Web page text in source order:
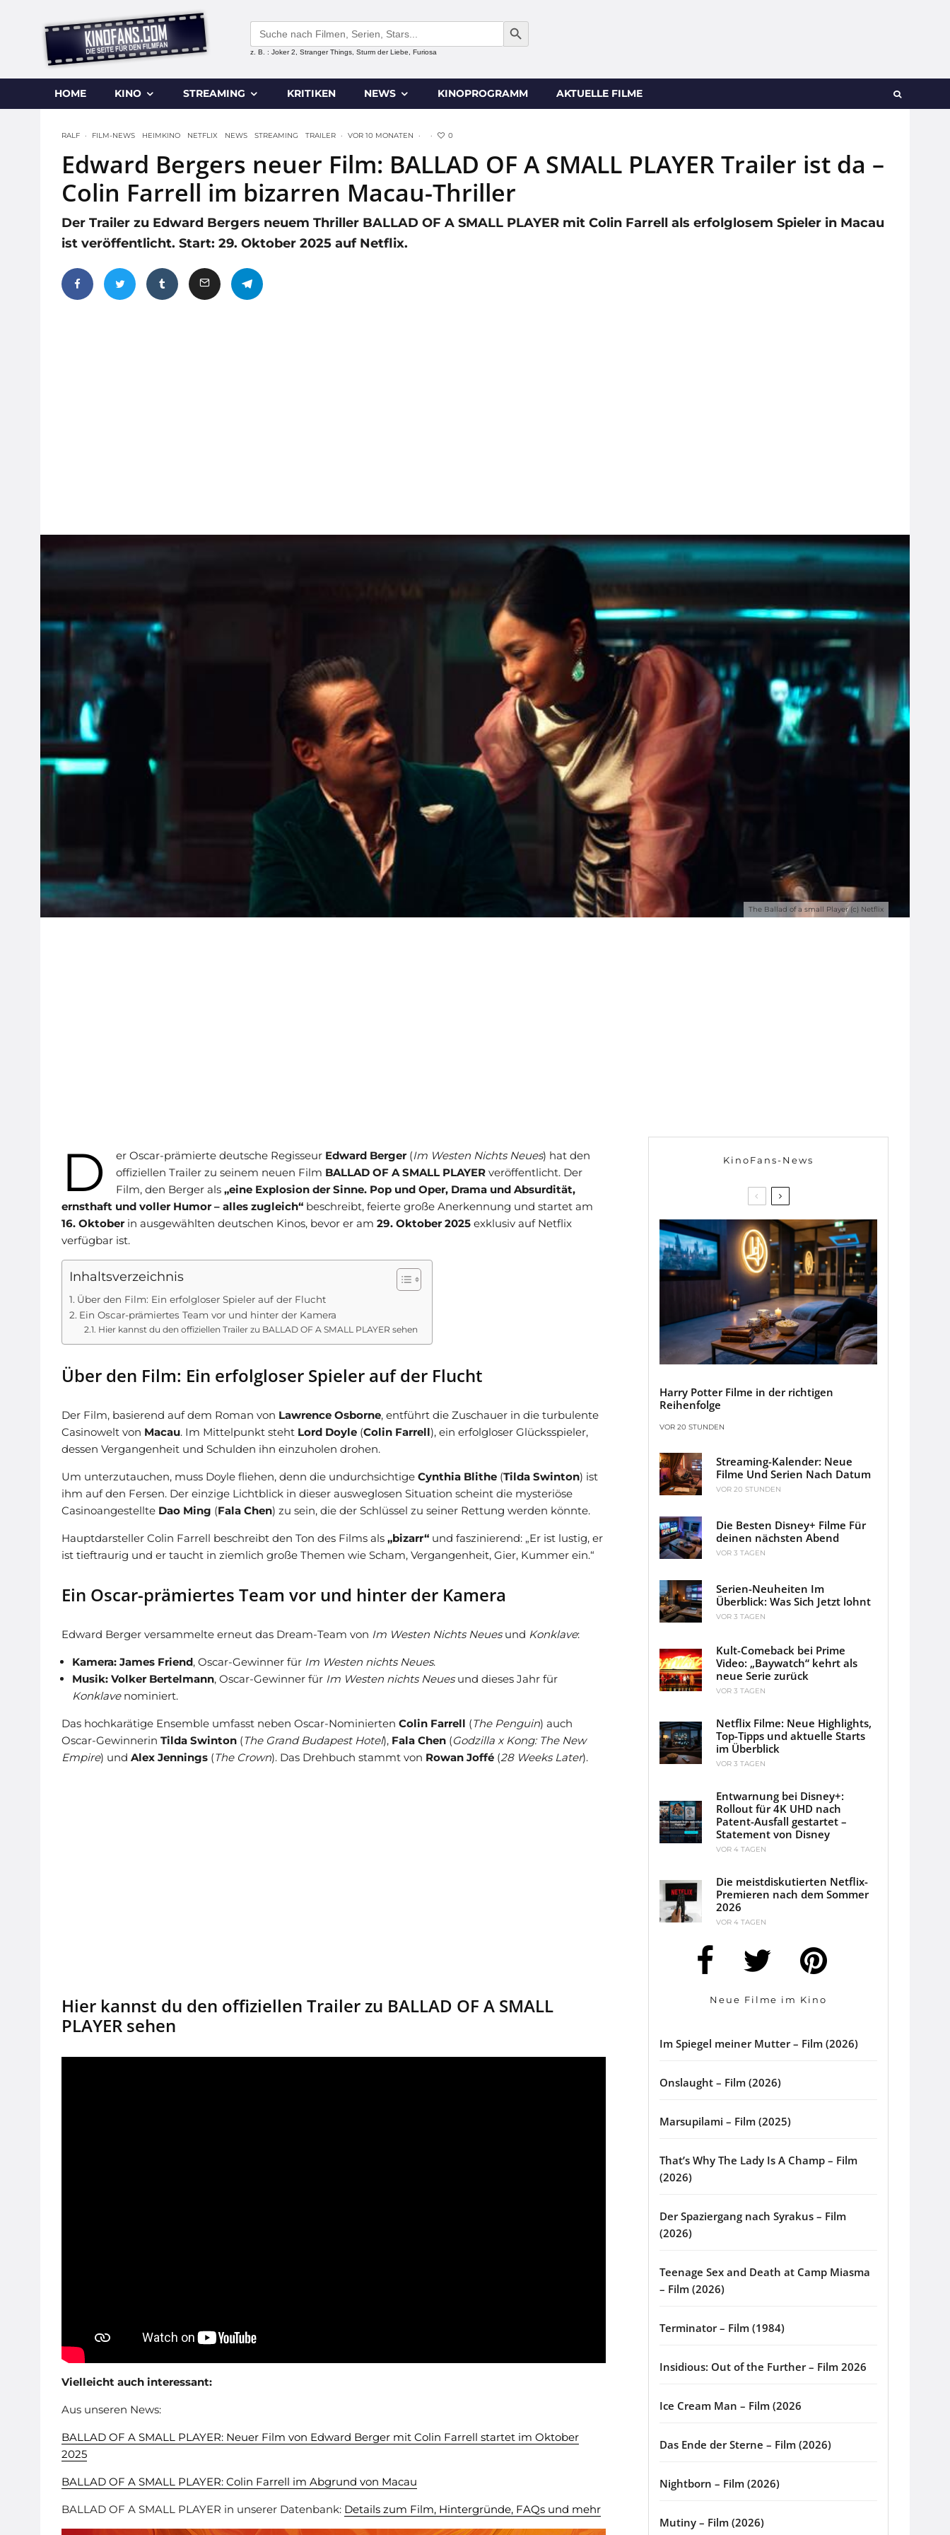
Search
for:
SEARCH BUTTON
z. B. : Joker 2, Stranger Things, Sturm der Liebe, Furiosa
HOME KINO STREAMING KRITIKEN NEWS KINOPROGRAMM AKTUELLE FILME
RALF · FILM-NEWS HEIMKINO NETFLIX NEWS STREAMING TRAILER · VOR 10 MONATEN · · 0
Edward Bergers neuer Film: BALLAD OF A SMALL PLAYER Trailer ist da –
Colin Farrell im bizarren Macau-Thriller
Der Trailer zu Edward Bergers neuem Thriller BALLAD OF A SMALL PLAYER mit Colin Farrell als erfolglosem Spieler in Macau
ist veröffentlicht. Start: 29. Oktober 2025 auf Netflix.
The Ballad of a small Player (c) Netflix
D er Oscar-prämierte deutsche Regisseur Edward Berger (Im Westen Nichts Neues) hat den
offiziellen Trailer zu seinem neuen Film BALLAD OF A SMALL PLAYER veröffentlicht. Der
Film, den Berger als „eine Explosion der Sinne. Pop und Oper, Drama und Absurdität,
ernsthaft und voller Humor – alles zugleich“ beschreibt, feierte große Anerkennung und startet am
16. Oktober in ausgewählten deutschen Kinos, bevor er am 29. Oktober 2025 exklusiv auf Netflix
verfügbar ist.
Inhaltsverzeichnis
Über den Film: Ein erfolgloser Spieler auf der Flucht
Ein Oscar-prämiertes Team vor und hinter der Kamera
Hier kannst du den offiziellen Trailer zu BALLAD OF A SMALL PLAYER sehen
Über den Film: Ein erfolgloser Spieler auf der Flucht
Der Film, basierend auf dem Roman von Lawrence Osborne, entführt die Zuschauer in die turbulente
Casinowelt von Macau. Im Mittelpunkt steht Lord Doyle (Colin Farrell), ein erfolgloser Glücksspieler,
dessen Vergangenheit und Schulden ihn einzuholen drohen.
Um unterzutauchen, muss Doyle fliehen, denn die undurchsichtige Cynthia Blithe (Tilda Swinton) ist
ihm auf den Fersen. Der einzige Lichtblick in dieser ausweglosen Situation scheint die mysteriöse
Casinoangestellte Dao Ming (Fala Chen) zu sein, die der Schlüssel zu seiner Rettung werden könnte.
Hauptdarsteller Colin Farrell beschreibt den Ton des Films als „bizarr“ und faszinierend: „Er ist lustig, er
ist tieftraurig und er taucht in ziemlich große Themen wie Scham, Vergangenheit, Gier, Kummer ein.“
Ein Oscar-prämiertes Team vor und hinter der Kamera
Edward Berger versammelte erneut das Dream-Team von Im Westen Nichts Neuesund Konklave:
Kamera: James Friend, Oscar-Gewinner für Im Westen nichts Neues.
Musik: Volker Bertelmann, Oscar-Gewinner für Im Westen nichts Neuesund dieses Jahr für
Konklavenominiert.
Das hochkarätige Ensemble umfasst neben Oscar-Nominierten Colin Farrell (The Penguin) auch
Oscar-Gewinnerin Tilda Swinton (The Grand Budapest Hotel), Fala Chen (Godzilla x Kong: The New
Empire) und Alex Jennings (The Crown). Das Drehbuch stammt von Rowan Joffé (28 Weeks Later).
Hier kannst du den offiziellen Trailer zu BALLAD OF A SMALL
PLAYER sehen
Vielleicht auch interessant:
Aus unseren News:
BALLAD OF A SMALL PLAYER: Neuer Film von Edward Berger mit Colin Farrell startet im Oktober
2025
BALLAD OF A SMALL PLAYER: Colin Farrell im Abgrund von Macau
BALLAD OF A SMALL PLAYER in unserer Datenbank: Details zum Film, Hintergründe, FAQs und mehr
KinoFans-News
Harry Potter Filme in der richtigen
Reihenfolge
VOR 20 STUNDEN
Streaming-Kalender: Neue
Filme Und Serien Nach Datum
VOR 20 STUNDEN
Die Besten Disney+ Filme Für
deinen nächsten Abend
VOR 3 TAGEN
Serien-Neuheiten Im
Überblick: Was Sich Jetzt lohnt
VOR 3 TAGEN
Kult-Comeback bei Prime
Video: „Baywatch“ kehrt als
neue Serie zurück
VOR 3 TAGEN
Netflix Filme: Neue Highlights,
Top-Tipps und aktuelle Starts
im Überblick
VOR 3 TAGEN
Entwarnung bei Disney+:
Rollout für 4K UHD nach
Patent-Ausfall gestartet –
Statement von Disney
VOR 4 TAGEN
Die meistdiskutierten Netflix-
Premieren nach dem Sommer
2026
VOR 4 TAGEN
Neue Filme im Kino
Im Spiegel meiner Mutter – Film (2026)
Onslaught – Film (2026)
Marsupilami – Film (2025)
That’s Why The Lady Is A Champ – Film
(2026)
Der Spaziergang nach Syrakus – Film
(2026)
Teenage Sex and Death at Camp Miasma
– Film (2026)
Terminator – Film (1984)
Insidious: Out of the Further – Film 2026
Ice Cream Man – Film (2026
Das Ende der Sterne – Film (2026)
Nightborn – Film (2026)
Mutiny – Film (2026)